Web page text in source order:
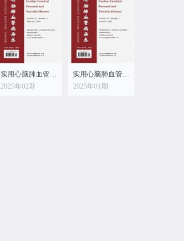
实用心脑肺血管病杂志
2025年02期
实用心脑肺血管病杂志
2025年01期